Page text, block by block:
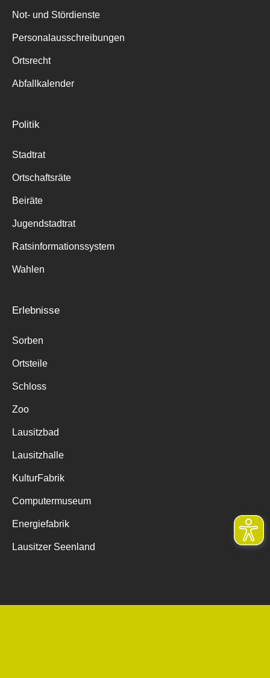
Not- und Stördienste
Personalausschreibungen
Ortsrecht
Abfallkalender
Politik
Stadtrat
Ortschaftsräte
Beiräte
Jugendstadtrat
Ratsinformationssystem
Wahlen
Erlebnisse
Sorben
Ortsteile
Schloss
Zoo
Lausitzbad
Lausitzhalle
KulturFabrik
Computermuseum
Energiefabrik
Lausitzer Seenland